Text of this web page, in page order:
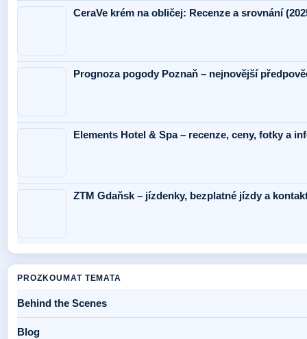
CeraVe krém na obličej: Recenze a srovnání
Prognoza pogody Poznaň – nejnovější
Elements Hotel & Spa – recenze, ceny, fotky a
ZTM Gdaňsk – jízdenky, bezplatné jízdy a
PROZKOUMAT TEMATA
Behind the Scenes
Blog